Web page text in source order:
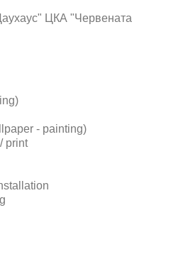
ЦКА "Червената
- painting)
print